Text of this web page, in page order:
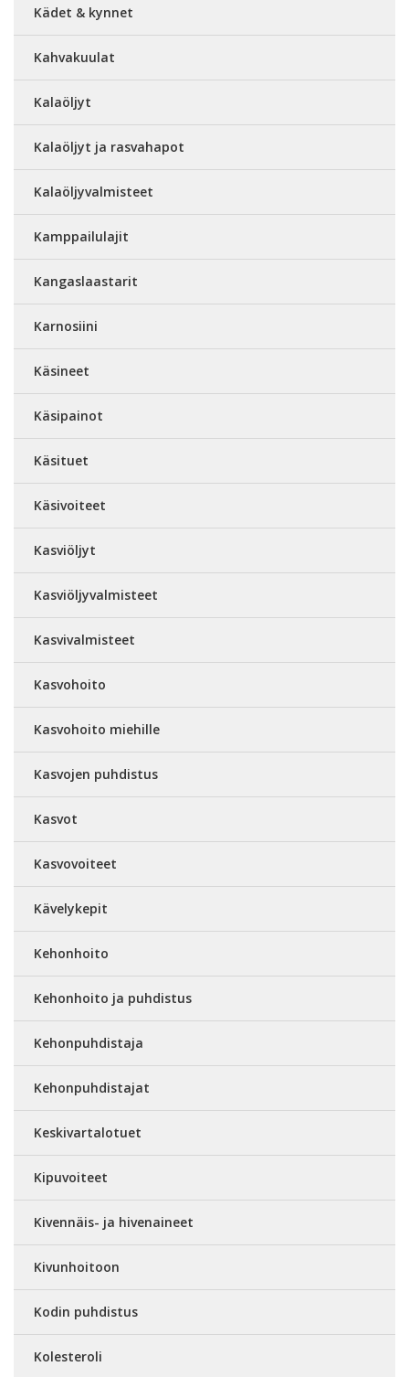
Kädet & kynnet
Kahvakuulat
Kalaöljyt
Kalaöljyt ja rasvahapot
Kalaöljyvalmisteet
Kamppailulajit
Kangaslaastarit
Karnosiini
Käsineet
Käsipainot
Käsituet
Käsivoiteet
Kasviöljyt
Kasviöljyvalmisteet
Kasvivalmisteet
Kasvohoito
Kasvohoito miehille
Kasvojen puhdistus
Kasvot
Kasvovoiteet
Kävelykepit
Kehonhoito
Kehonhoito ja puhdistus
Kehonpuhdistaja
Kehonpuhdistajat
Keskivartalotuet
Kipuvoiteet
Kivennäis- ja hivenaineet
Kivunhoitoon
Kodin puhdistus
Kolesteroli